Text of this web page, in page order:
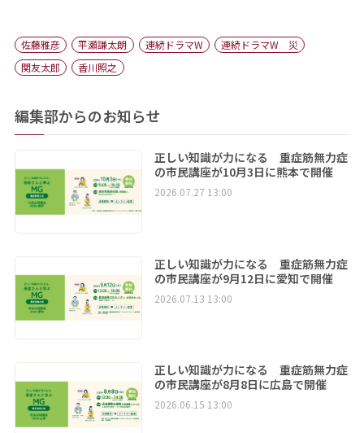
佐藤雅彦 平瀬謙太朗 連続ドラマW
連続ドラマW 災
関友太郎
香川照之
編集部からのお知らせ
正しい知識が力になる 重症筋無力症
の市民講座が10月3日に熊本で開催
2026.07.27 13:00
正しい知識が力になる 重症筋無力症
の市民講座が9月12日に愛知で開催
2026.07.13 13:00
正しい知識が力になる 重症筋無力症
の市民講座が8月8日に広島で開催
2026.06.15 13:00